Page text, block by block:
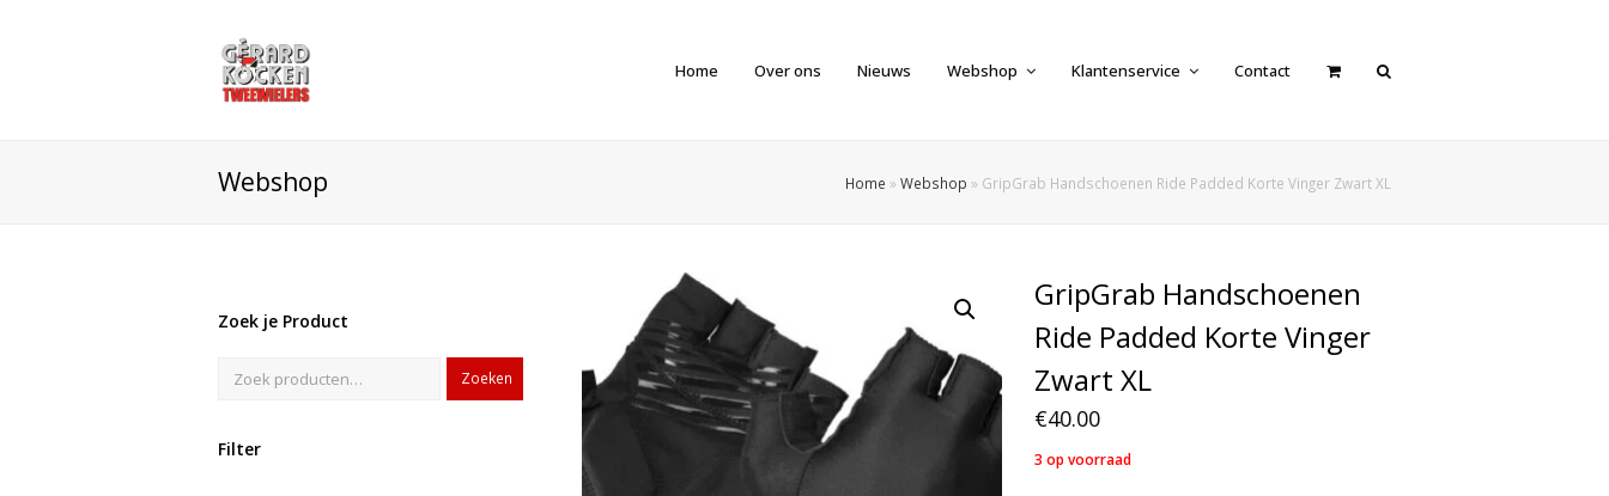
Home Over ons Nieuws Webshop Klantenservice Contact
Webshop Home » Webshop » GripGrab Handschoenen Ride Padded Korte Vinger Zwart XL
Zoek je Product
Zoeken
Filter
GripGrab Handschoenen
Ride Padded Korte Vinger
Zwart XL
€40.00
3 op voorraad